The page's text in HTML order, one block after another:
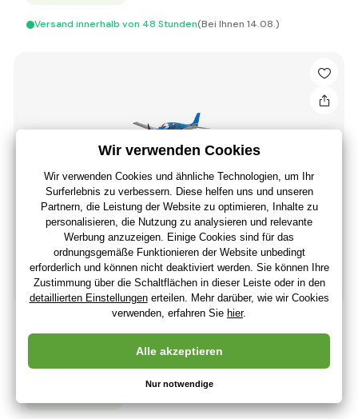
Versand innerhalb von 48 Stunden(Bei Ihnen 14.08.)
E-flite Cirrus SR22T 0.73m AS3X SAFE Select BNF Basic
167,97 €ohne MwSt